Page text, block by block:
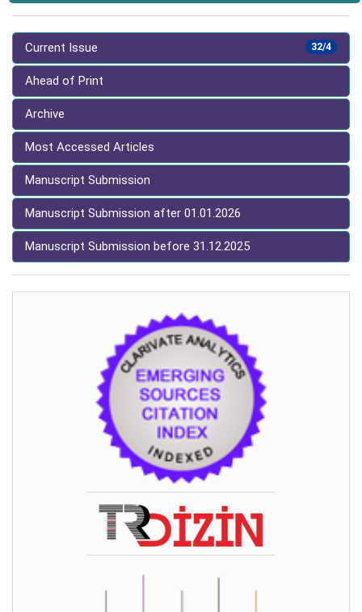
32/4
Current Issue
Ahead of Print
Archive
Most Accessed Articles
Manuscript Submission
Manuscript Submission after 01.01.2026
Manuscript Submission before 31.12.2025